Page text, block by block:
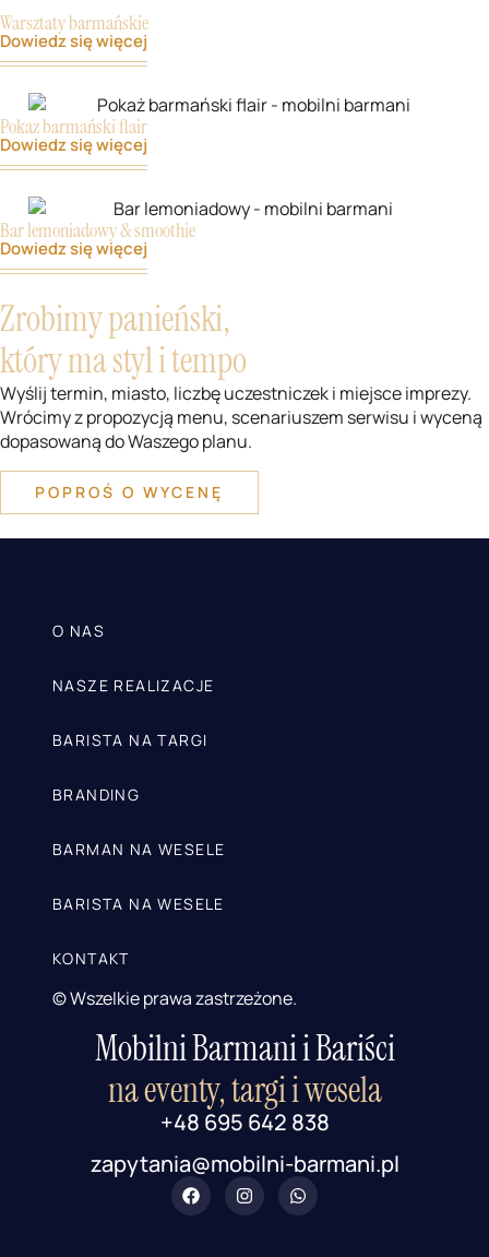
Warsztaty barmańskie
Dowiedz się więcej
Pokaz barmański flair
Dowiedz się więcej
Bar lemoniadowy & smoothie
Dowiedz się więcej
Zrobimy panieński,
który ma styl i tempo
Wyślij termin, miasto, liczbę uczestniczek i miejsce imprezy.
Wrócimy z propozycją menu, scenariuszem serwisu i wyceną
dopasowaną do Waszego planu.
POPROŚ O WYCENĘ
O NAS
NASZE REALIZACJE
BARISTA NA TARGI
BRANDING
BARMAN NA WESELE
BARISTA NA WESELE
KONTAKT
© Wszelkie prawa zastrzeżone.
Mobilni Barmani i Bariści
na eventy, targi i wesela
+48 695 642 838
zapytania@mobilni-barmani.pl